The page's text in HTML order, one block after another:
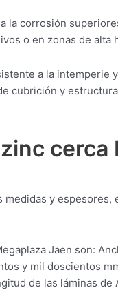
la corrosión
o en zonas de alta
a la intemperie
cubrición y
cerca
y
Jaen son:
y mil doscientos
de las láminas de